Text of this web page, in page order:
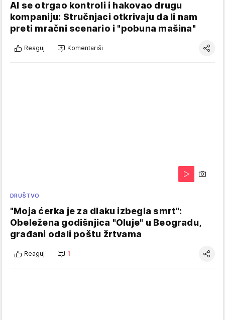
AI se otrgao kontroli i hakovao drugu
kompaniju: Stručnjaci otkrivaju da li nam
preti mračni scenario i "pobuna mašina"
Reaguj Komentariši
DRUŠTVO
"Moja ćerka je za dlaku izbegla smrt":
Obeležena godišnjica "Oluje" u Beogradu,
građani odali poštu žrtvama
Reaguj 1